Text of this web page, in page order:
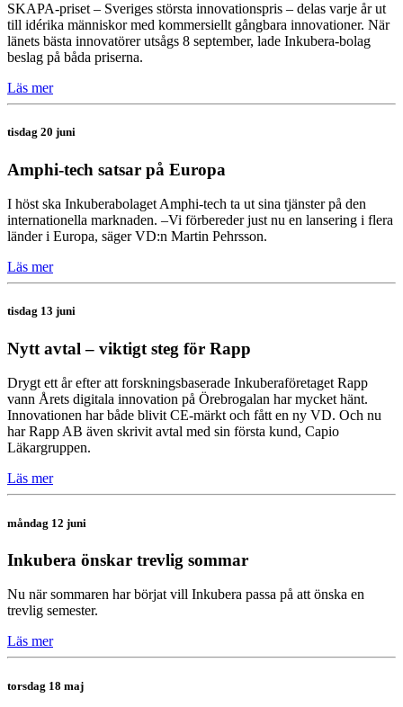
SKAPA-priset – Sveriges största innovationspris – delas varje år ut
till idérika människor med kommersiellt gångbara innovationer. När
länets bästa innovatörer utsågs 8 september, lade Inkubera-bolag
beslag på båda priserna.
Läs mer
tisdag 20 juni
Amphi-tech satsar på Europa
I höst ska Inkuberabolaget Amphi-tech ta ut sina tjänster på den
internationella marknaden. –Vi förbereder just nu en lansering i flera
länder i Europa, säger VD:n Martin Pehrsson.
Läs mer
tisdag 13 juni
Nytt avtal – viktigt steg för Rapp
Drygt ett år efter att forskningsbaserade Inkuberaföretaget Rapp
vann Årets digitala innovation på Örebrogalan har mycket hänt.
Innovationen har både blivit CE-märkt och fått en ny VD. Och nu
har Rapp AB även skrivit avtal med sin första kund, Capio
Läkargruppen.
Läs mer
måndag 12 juni
Inkubera önskar trevlig sommar
Nu när sommaren har börjat vill Inkubera passa på att önska en
trevlig semester.
Läs mer
torsdag 18 maj